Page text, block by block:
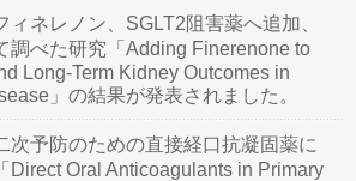
ネレノン、SGLT2阻害薬へ追加、
調べた研究「Adding Finerenone to
Long-Term Kidney Outcomes in
」の結果が発表されました。
次予防のための直接経口抗凝固薬に
Direct Oral Anticoagulants in Primary